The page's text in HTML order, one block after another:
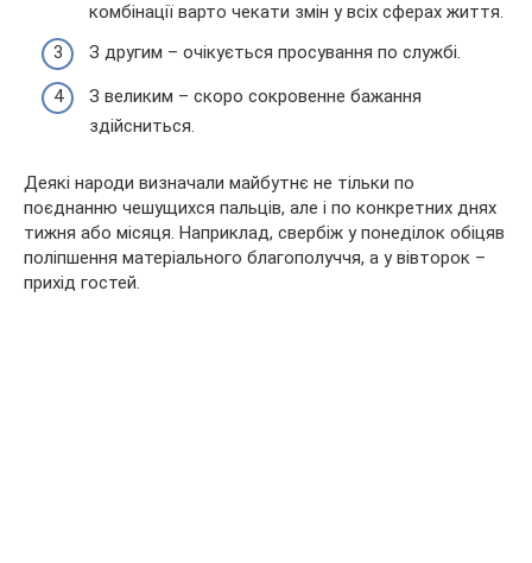
комбінації варто чекати змін у всіх сферах життя.
З другим – очікується просування по службі.
З великим – скоро сокровенне бажання
здійсниться.
Деякі народи визначали майбутнє не тільки по
поєднанню чешущихся пальців, але і по конкретних днях
тижня або місяця. Наприклад, свербіж у понеділок обіцяв
поліпшення матеріального благополуччя, а у вівторок –
прихід гостей.